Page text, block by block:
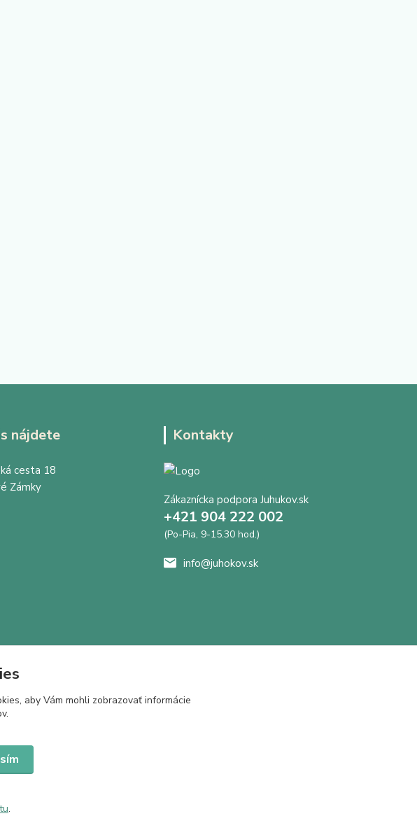
nájdete
cesta 18
Zámky
Kontakty
Zákaznícka podpora Juhukov.sk
+421 904 222 002
(Po-Pia, 9-15.30 hod.)
info@juhokov.sk
aby Vám mohli zobrazovať informácie
tu.